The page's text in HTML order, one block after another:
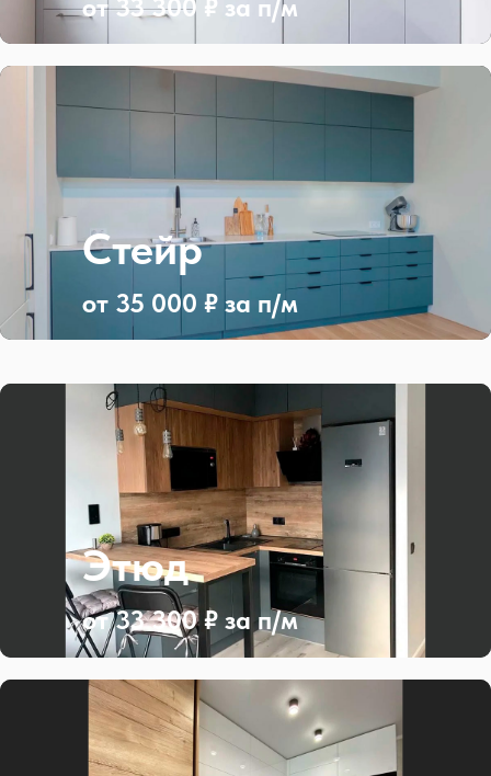
от 33 300 ₽ за п/м
от 35 000 ₽ за п/м
Стейр
от 33 300 ₽ за п/м
Этюд